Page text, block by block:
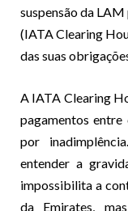
suspensão da
(IATA Clearing
das suas
A IATA Clearing
pagamentos entre
por
entender a
impossibilita a
da Emirates,